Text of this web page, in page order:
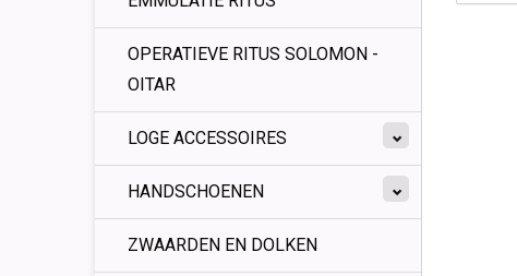
OPERATIEVE RITUS SOLOMON -
OITAR
LOGE ACCESSOIRES
HANDSCHOENEN
ZWAARDEN EN DOLKEN